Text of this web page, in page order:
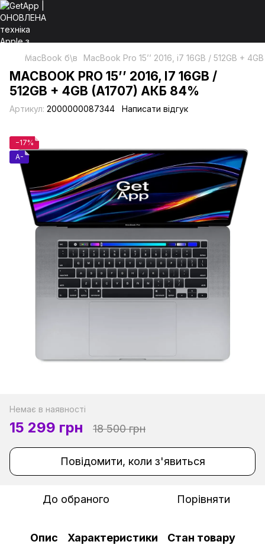
MacBook б\в MacBook Pro 15’’ 2016, i7 16GB / 512GB +
MACBOOK PRO 15’’ 2016, I7 16GB /
512GB + 4GB (A1707) АКБ 84%
Артикул: 2000000087344 Написати відгук
−17%
A-
Немає в наявності
15 299 грн 18 500 грн
Повідомити, коли з'явиться
До обраного Порівняти
Опис Характеристики Стан товару